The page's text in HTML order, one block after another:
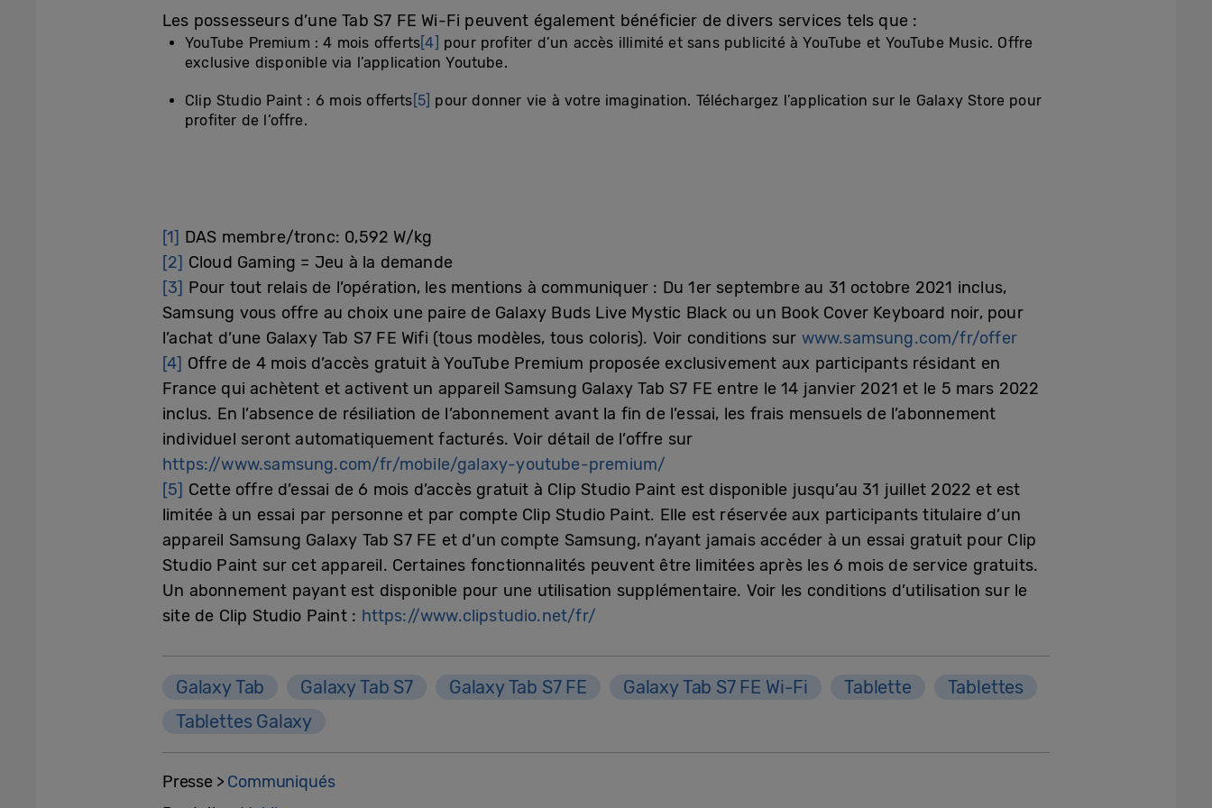
Les possesseurs d’une Tab S7 FE Wi-Fi peuvent également bénéficier de divers services tels que :
YouTube Premium : 4 mois offerts[4] pour profiter d’un accès illimité et sans publicité à YouTube et YouTube Music. Offre
exclusive disponible via l’application Youtube.
Clip Studio Paint : 6 mois offerts [5] pour donner vie à votre imagination. Téléchargez l’application sur le Galaxy Store pour
profiter de l’offre.
[1] DAS membre/tronc: 0,592 W/kg
[2] Cloud Gaming = Jeu à la demande
[3] Pour tout relais de l’opération, les mentions à communiquer : Du 1er septembre au 31 octobre 2021 inclus,
Samsung vous offre au choix une paire de Galaxy Buds Live Mystic Black ou un Book Cover Keyboard noir, pour
l’achat d’une Galaxy Tab S7 FE Wifi (tous modèles, tous coloris). Voir conditions sur www.samsung.com/fr/offer
[4] Offre de 4 mois d’accès gratuit à YouTube Premium proposée exclusivement aux participants résidant en
France qui achètent et activent un appareil Samsung Galaxy Tab S7 FE entre le 14 janvier 2021 et le 5 mars 2022
inclus. En l’absence de résiliation de l’abonnement avant la fin de l’essai, les frais mensuels de l’abonnement
individuel seront automatiquement facturés. Voir détail de l’offre sur
https://www.samsung.com/fr/mobile/galaxy-youtube-premium/
[5] Cette offre d’essai de 6 mois d’accès gratuit à Clip Studio Paint est disponible jusqu’au 31 juillet 2022 et est
limitée à un essai par personne et par compte Clip Studio Paint. Elle est réservée aux participants titulaire d’un
appareil Samsung Galaxy Tab S7 FE et d’un compte Samsung, n’ayant jamais accéder à un essai gratuit pour Clip
Studio Paint sur cet appareil. Certaines fonctionnalités peuvent être limitées après les 6 mois de service gratuits.
Un abonnement payant est disponible pour une utilisation supplémentaire. Voir les conditions d’utilisation sur le
site de Clip Studio Paint : https://www.clipstudio.net/fr/
Galaxy Tab Galaxy Tab S7 Galaxy Tab S7 FE Galaxy Tab S7 FE Wi-Fi Tablette
Tablettes
Tablettes Galaxy
Presse > Communiqués